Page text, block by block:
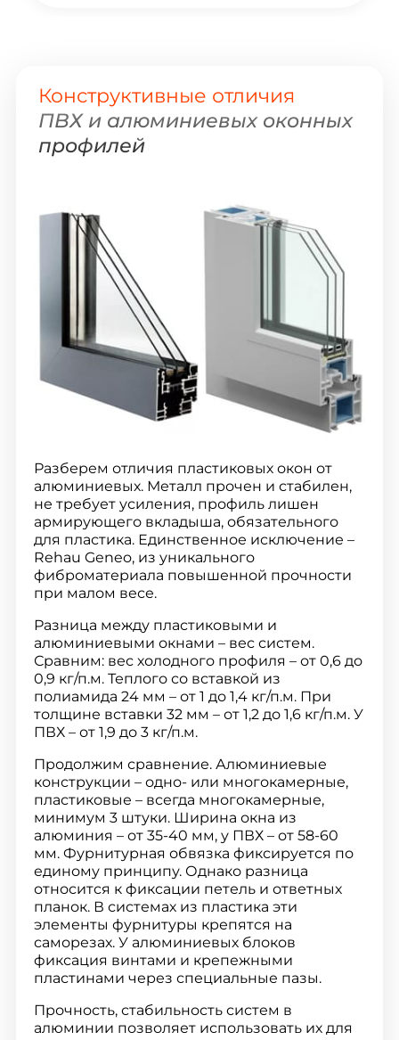
Конструктивные отличия
ПВХ и алюминиевых оконных
профилей
Разберем отличия пластиковых окон от
алюминиевых. Металл прочен и стабилен,
не требует усиления, профиль лишен
армирующего вкладыша, обязательного
для пластика. Единственное исключение –
Rehau Geneo, из уникального
фиброматериала повышенной прочности
при малом весе.
Разница между пластиковыми и
алюминиевыми окнами – вес систем.
Сравним: вес холодного профиля – от 0,6 до
0,9 кг/п.м. Теплого со вставкой из
полиамида 24 мм – от 1 до 1,4 кг/п.м. При
толщине вставки 32 мм – от 1,2 до 1,6 кг/п.м. У
ПВХ – от 1,9 до 3 кг/п.м.
Продолжим сравнение. Алюминиевые
конструкции – одно- или многокамерные,
пластиковые – всегда многокамерные,
минимум 3 штуки. Ширина окна из
алюминия – от 35-40 мм, у ПВХ – от 58-60
мм. Фурнитурная обвязка фиксируется по
единому принципу. Однако разница
относится к фиксации петель и ответных
планок. В системах из пластика эти
элементы фурнитуры крепятся на
саморезах. У алюминиевых блоков
фиксация винтами и крепежными
пластинами через специальные пазы.
Прочность, стабильность систем в
алюминии позволяет использовать их для